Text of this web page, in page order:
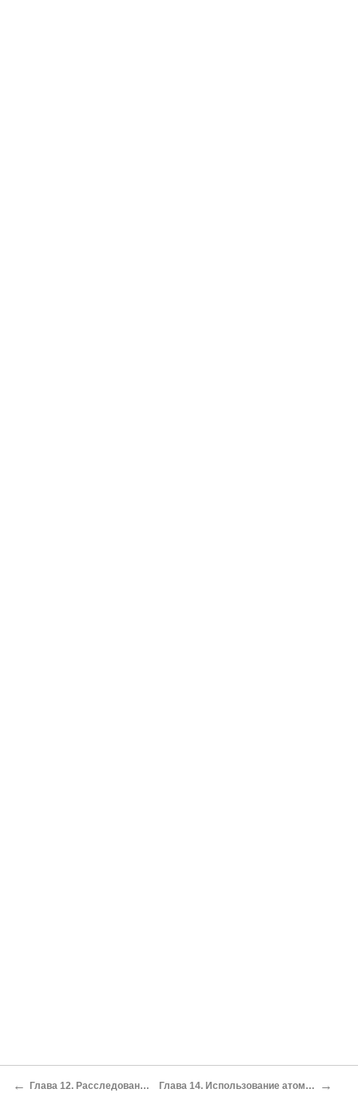
← Глава 12. Расследование начато Глава 14. Использование атомной энергии →